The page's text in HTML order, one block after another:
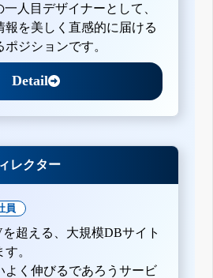
人目デザイナーとして、
報を美しく直感的に届ける
ジションです。
Detail
レクター
員
を超える、大規模DBサイト
。
よく伸びるであろうサービ